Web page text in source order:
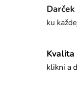
ku
Kvalita
klikni a